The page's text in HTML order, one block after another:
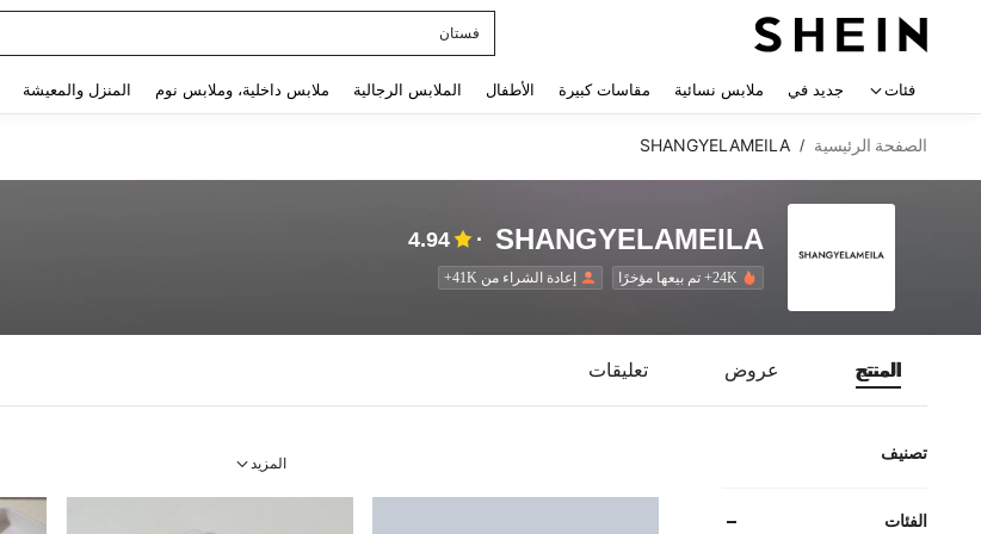
فستان
فئات جديد في ملابس نسائية مقاسات كبيرة الأطفال الملابس الرجالية ملابس داخلية، وملابس نوم المنزل والمعيشة
الصفحة الرئيسية /
SHANGYELAMEILA
SHANGYELAMEILA
4.94
24K+ تم بيعها مؤخرًا إعادة الشراء من 41K+
المنتج عروض تعليقات
تصنيف
الفئات
المزيد